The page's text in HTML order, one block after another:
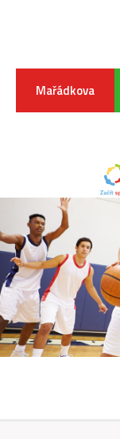
Mařádkova